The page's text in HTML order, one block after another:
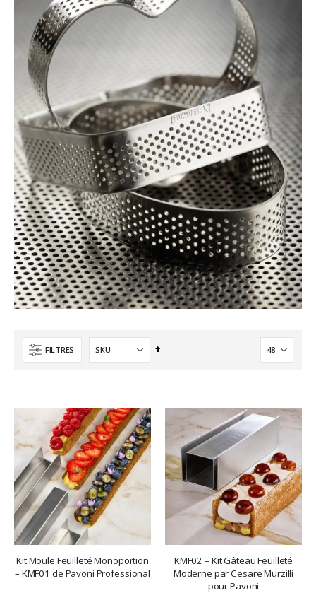
FILTRES
Ordre
Kit Moule Feuilleté Monoportion
– KMF01 de Pavoni Professional
KMF02 – Kit Gâteau Feuilleté
Moderne par Cesare Murzilli
pour Pavoni